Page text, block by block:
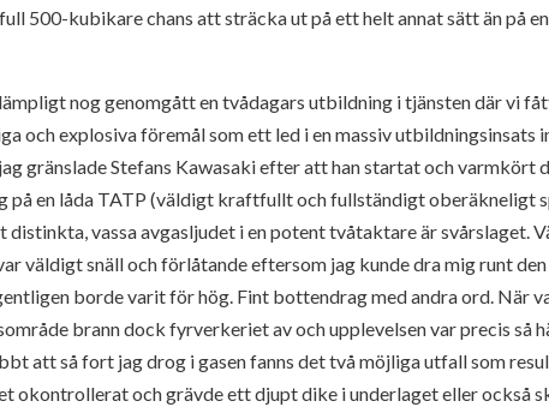
500-kubikare chans att sträcka ut på ett helt annat sätt än på
nog genomgått en tvådagars utbildning i tjänsten där vi
och explosiva föremål som ett led i en massiv utbildningsinsats
gränslade Stefans Kawasaki efter att han startat och varmkört
på en låda TATP (väldigt kraftfullt och fullständigt oberäkneligt
vassa avgasljudet i en potent tvåtaktare är svårslaget.
väldigt snäll och förlåtande eftersom jag kunde dra mig runt
borde varit för hög. Fint bottendrag med andra ord. När
brann dock fyrverkeriet av och upplevelsen var precis så
att så fort jag drog i gasen fanns det två möjliga utfall som
okontrollerat och grävde ett djupt dike i underlaget eller också